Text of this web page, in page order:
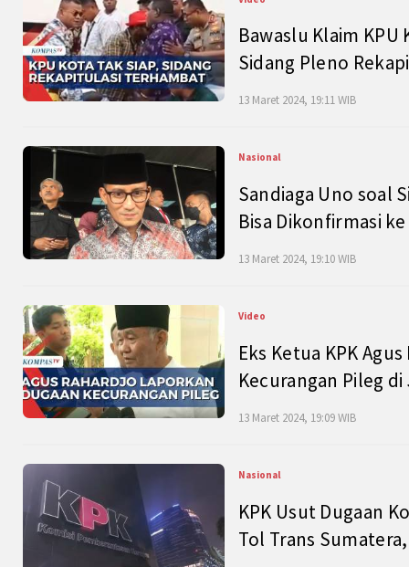
Bawaslu Klaim
Sidang Pleno
13 Maret 2024, 19:11 WIB
Nasional
Sandiaga Uno soal
Bisa Dikonfirmasi
13 Maret 2024, 19:10 WIB
Video
Eks Ketua KPK
Kecurangan Pileg
13 Maret 2024, 19:09 WIB
Nasional
KPK Usut Dugaan
Tol Trans